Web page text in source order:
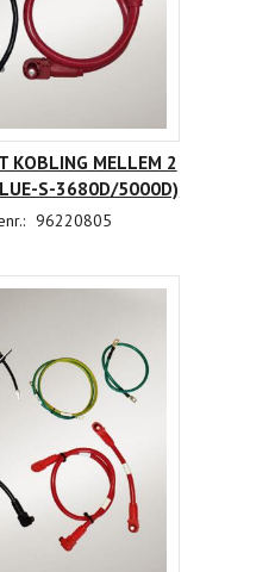
KABELSÆT 2 BATTERI (TIL
E10KT)
Log ind her
for at købe
KOBLING MELLEM 2
S-3680D/5000D)
96220805